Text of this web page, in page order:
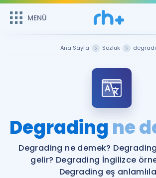
MENÜ
Şifremi Hatırlamıyorum
ÜYE DEĞİLİM
Sepetin Şu An Boş.
Remzi Hoca ile seni sınava hazırlayacak
bekliyor!
MENÜ
Katılımcı Görüşleri
Faydalı Araçlar
Ana Sayfa Sözlük
Degrading ne
Degrading ne demek?
gelir? Degrading İngilizce
Degrading eş